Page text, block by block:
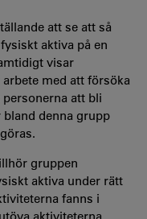
att se att så
aktiva på en
visar
med att försöka
att bli
denna grupp
gruppen
aktiva under rätt
fanns i
aktiviteterna